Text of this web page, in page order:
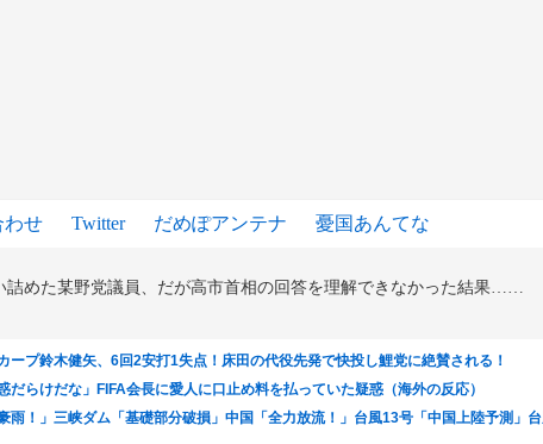
わせ Twitter だめぽアンテナ 憂国あんてな
詰めた某野党議員、だが高市首相の回答を理解できなかった結果……